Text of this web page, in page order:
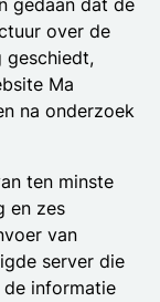
gedaan dat de
over de
geschiedt,
Ma
na onderzoek
ten minste
en zes
van
server die
informatie